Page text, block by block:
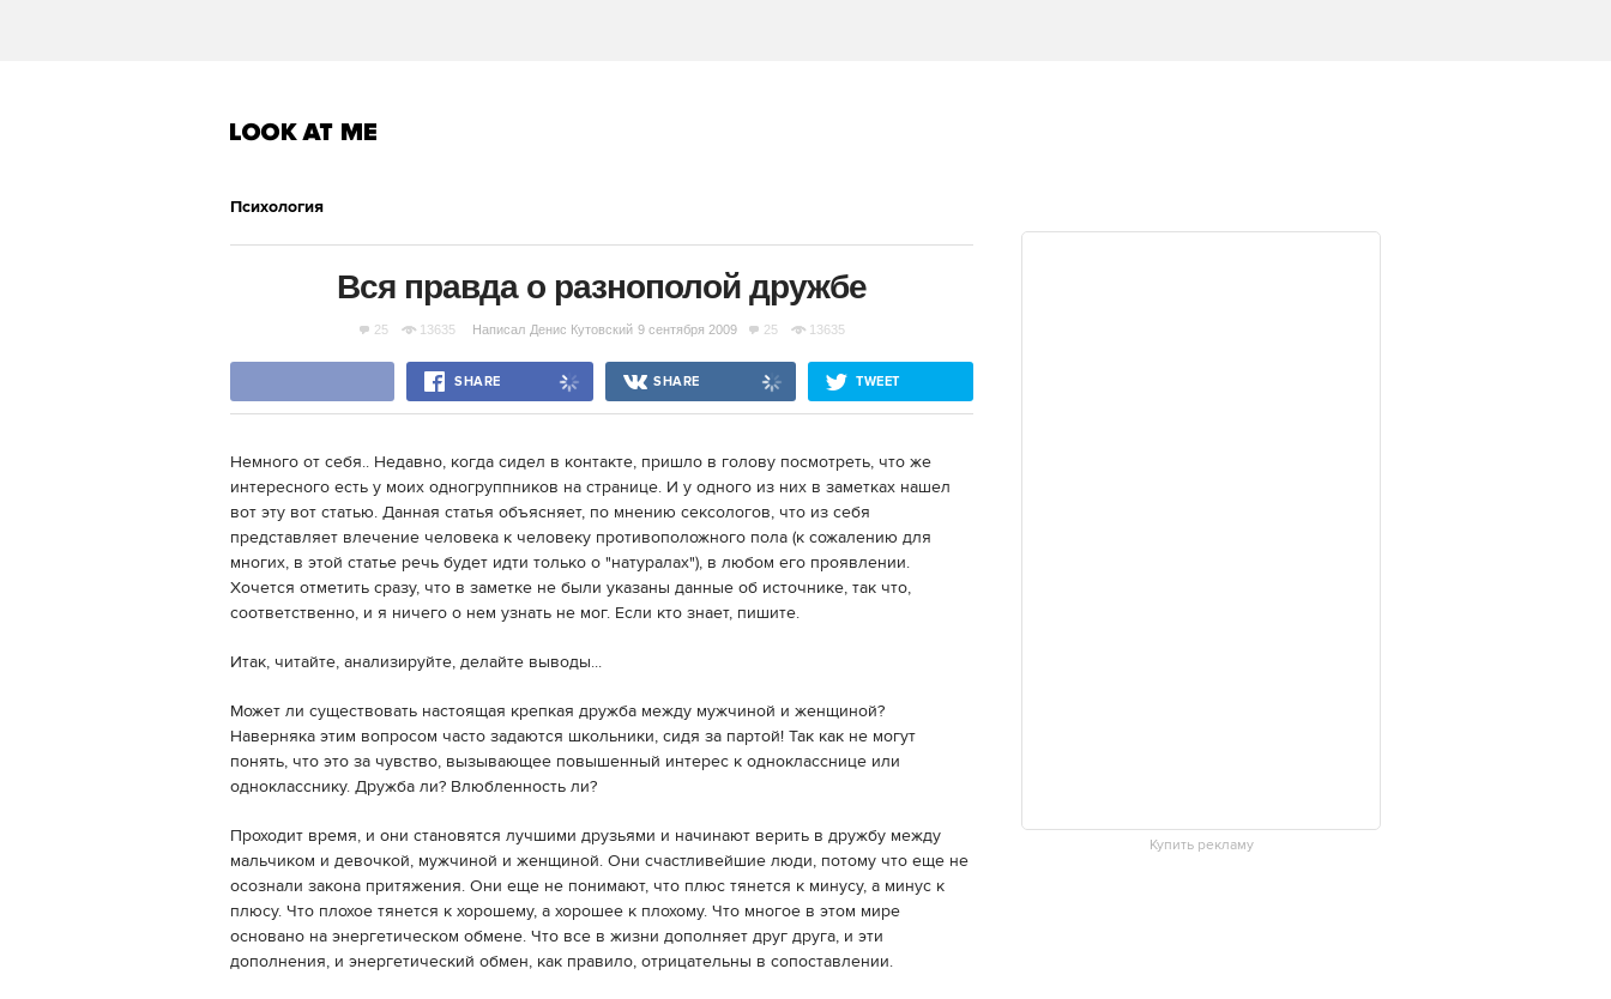
Психология
Вся правда о разнополой дружбе
25 13635 Написал Денис Кутовский 9 сентября 2009 25 13635
SHARE SHARE TWEET
Немного от себя.. Недавно, когда сидел в контакте, пришло в голову посмотреть, что же
интересного есть у моих одногруппников на странице. И у одного из них в заметках нашел
вот эту вот статью. Данная статья объясняет, по мнению сексологов, что из себя
представляет влечение человека к человеку противоположного пола (к сожалению для
многих, в этой статье речь будет идти только о "натуралах"), в любом его проявлении.
Хочется отметить сразу, что в заметке не были указаны данные об источнике, так что,
соответственно, и я ничего о нем узнать не мог. Если кто знает, пишите.
Итак, читайте, анализируйте, делайте выводы...
Может ли существовать настоящая крепкая дружба между мужчиной и женщиной?
Наверняка этим вопросом часто задаются школьники, сидя за партой! Так как не могут
понять, что это за чувство, вызывающее повышенный интерес к однокласснице или
однокласснику. Дружба ли? Влюбленность ли?
Проходит время, и они становятся лучшими друзьями и начинают верить в дружбу между
мальчиком и девочкой, мужчиной и женщиной. Они счастливейшие люди, потому что еще не
осознали закона притяжения. Они еще не понимают, что плюс тянется к минусу, а минус к
плюсу. Что плохое тянется к хорошему, а хорошее к плохому. Что многое в этом мире
основано на энергетическом обмене. Что все в жизни дополняет друг друга, и эти
дополнения, и энергетический обмен, как правило, отрицательны в сопоставлении.
Купить рекламу